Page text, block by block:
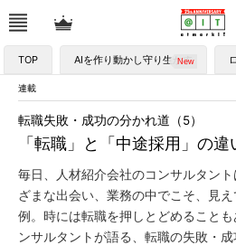
TOP AIを作り動かし守り生かす
連載
「転職」と「中途採用」の違
転職失敗・成功の分かれ道（5）
毎日、人材紹介会社のコンサルタン
ざまな出会い、業務の中でこそ、見
例。時には転職を押しとどめること
ンサルタントが語る、転職の失敗・成